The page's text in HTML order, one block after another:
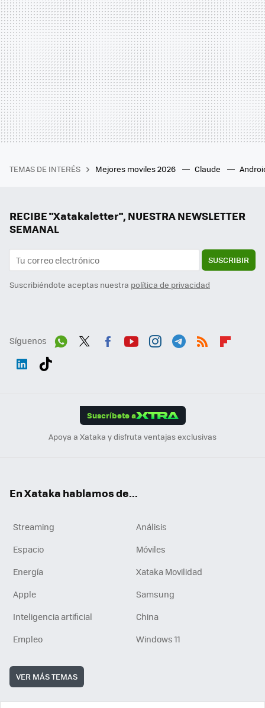
TEMAS DE INTERÉS Mejores moviles 2026 Claude
RECIBE "Xatakaletter", NUESTRA NEWSLETTER
SEMANAL
SUSCRIBIR
Suscribiéndote aceptas nuestra política de privacidad
Síguenos
Suscríbete a
Apoya a Xataka y disfruta ventajas exclusivas
En Xataka hablamos de...
Streaming
Análisis
Espacio
Móviles
Energía
Xataka Movilidad
Apple
Samsung
Inteligencia artificial
China
Empleo
Windows 11
VER MÁS TEMAS